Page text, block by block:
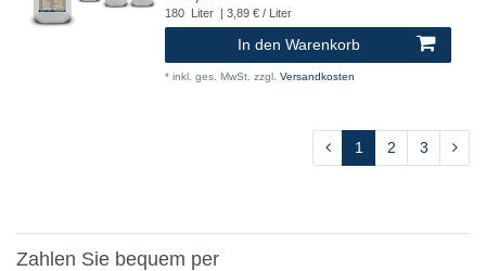
180 Liter | 3,89 € / Liter
In den Warenkorb
* inkl. ges. MwSt. zzgl. Versandkosten
1 2 3
Zahlen Sie bequem per